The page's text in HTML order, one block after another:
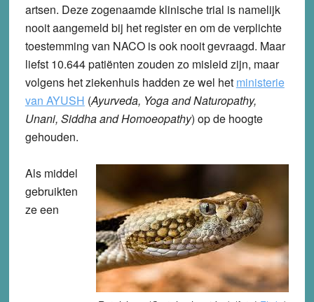
artsen. Deze zogenaamde klinische trial is namelijk
nooit aangemeld bij het register en om de verplichte
toestemming van NACO is ook nooit gevraagd. Maar
liefst 10.644 patiënten zouden zo misleid zijn, maar
volgens het ziekenhuis hadden ze wel het ministerie
van AYUSH (Ayurveda, Yoga and Naturopathy,
Unani, Siddha and Homoeopathy) op de hoogte
gehouden.
Als middel
gebruikten
ze een